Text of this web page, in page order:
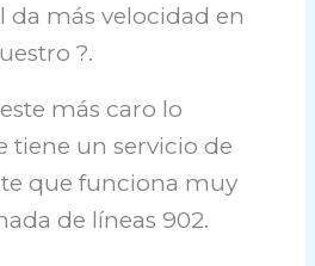
da más velocidad en
?.
más caro lo
tiene un servicio de
que funciona muy
de líneas 902.